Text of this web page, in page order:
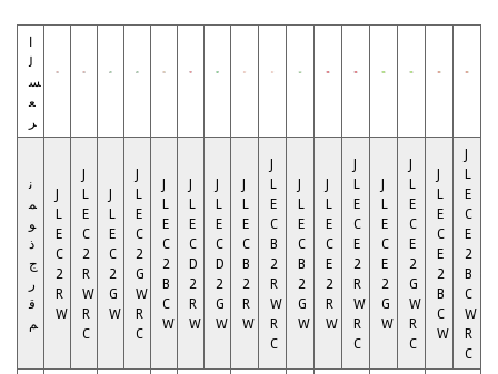
ا
ل
س
ع
ر
ن
م
و
ذ
ج
ر
ق
م
J
L
E
C
2
R
W
J
L
E
C
2
R
W
R
C
J
L
E
C
2
G
W
J
L
E
C
2
G
W
R
C
J
L
E
C
2
B
C
W
J
L
E
C
D
2
R
W
J
L
E
C
D
2
G
W
J
L
E
C
B
2
R
W
J
L
E
C
B
2
R
W
R
C
J
L
E
C
B
2
G
W
J
L
E
C
E
2
R
W
J
L
E
C
E
2
R
W
R
C
J
L
E
C
E
2
G
W
J
L
E
C
E
2
G
W
R
C
J
L
E
C
E
2
B
C
W
J
L
E
C
E
2
B
C
W
R
C